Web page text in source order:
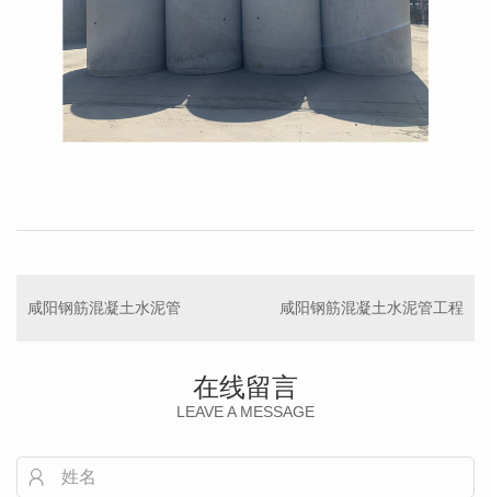
咸阳钢筋混凝土水泥管 咸阳钢筋混凝土水泥管工程
在线留言
LEAVE A MESSAGE